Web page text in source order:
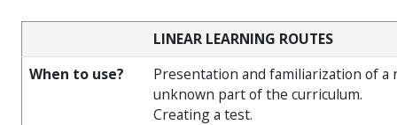
LINEAR LEARNING ROUTES
When to use?
Presentation and familiarization of a
unknown part of the curriculum.
Creating a test.